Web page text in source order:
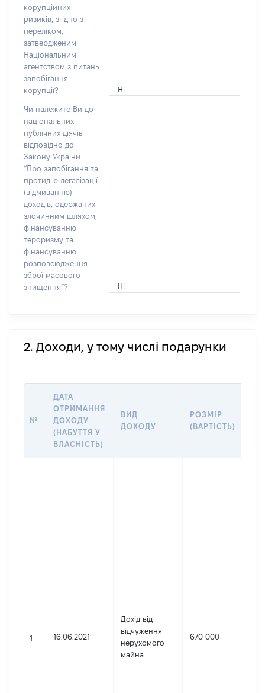
корупційних
ризиків, згідно з
переліком,
затвердженим
Національним
агентством з питань
запобігання
корупції?
Ні
Чи належите Ви до
національних
публічних діячів
відповідно до
Закону України
“Про запобігання та
протидію легалізації
(відмиванню)
доходів, одержаних
злочинним шляхом,
фінансуванню
тероризму та
фінансуванню
розповсюдження
зброї масового
знищення”?
Ні
2. Доходи, у тому числі подарунки
№
ДАТА
ОТРИМАННЯ
ДОХОДУ
(НАБУТТЯ У
ВЛАСНІСТЬ)
ВИД
ДОХОДУ
РОЗМІР
(ВАРТІСТЬ)
1 16.06.2021
Дохід від
відчуження
нерухомого
майна
670 000